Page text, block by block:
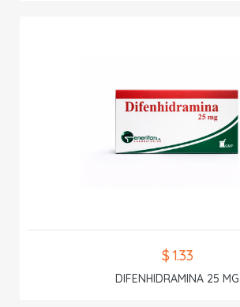
$ 1.33
DIFENHIDRAMINA 25 MG